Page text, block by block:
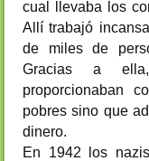
cual llevaba los
Allí trabajó
de miles de
Gracias a
proporcionaban
pobres sino que
dinero.
En 1942 los